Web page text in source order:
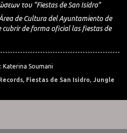
του “Fiestas de San Isidro”
de Cultura del Ayuntamiento de
de forma oficial las fiestas de
Katerina Soumani
, Fiestas de San Isidro, Jungle